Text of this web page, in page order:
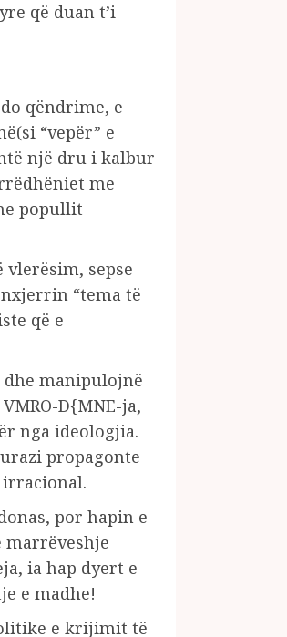
që duan t’i
qëndrime, e
“vepër” e
një dru i kalbur
me
popullit
sepse
“tema të
që e
dhe manipulojnë
D{MNE-ja,
nga ideologjia.
propagonte
por hapin e
marrëveshje
ia hap dyert e
e madhe!
e krijimit të